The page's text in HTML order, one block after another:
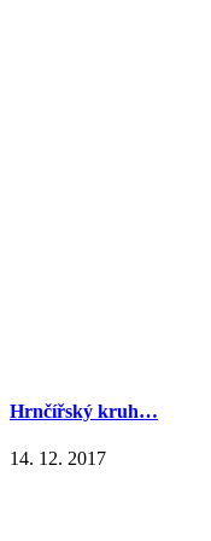
Hrnčířský kruh…
14. 12. 2017